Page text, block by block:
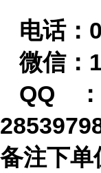
电话：
微信：
QQ
备注下单